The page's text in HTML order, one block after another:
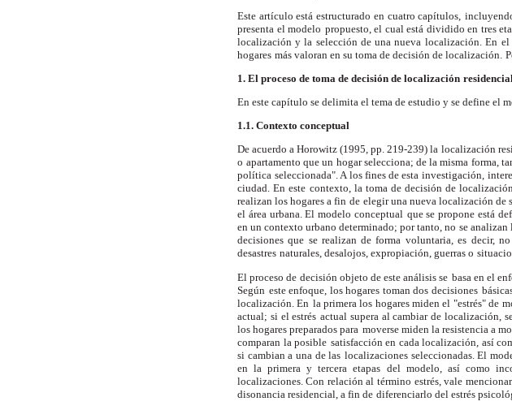
Este artículo está estructurado en cuatro capítulos,
presenta el modelo propuesto, el cual está dividido en tres
localización y la selección de una nueva localización. En
hogares más valoran en su toma de decisión de localización.
1. El proceso de toma de decisión de localización
En este capítulo se delimita el tema de estudio y se define el
1.1. Contexto conceptual
De acuerdo a Horowitz (1995, pp. 219-239) la localización
o apartamento que un hogar selecciona; de la misma forma,
política seleccionada". A los fines de esta investigación,
ciudad. En este contexto, la toma de decisión de
realizan los hogares a fin de elegir una nueva localización de
el área urbana. El modelo conceptual que se propone está
en un contexto urbano determinado; por tanto, no se analizan
decisiones que se realizan de forma voluntaria, es decir,
desastres naturales, desalojos, expropiación, guerras o
El proceso de decisión objeto de este análisis se basa en el
Según este enfoque, los hogares toman dos decisiones
localización. En la primera los hogares miden el "estrés" de
actual; si el estrés actual supera al cambiar de localización,
los hogares preparados para moverse miden la resistencia a
comparan la posible satisfacción en cada localización, así
si cambian a una de las localizaciones seleccionadas. El
en la primera y tercera etapas del modelo, así como
localizaciones. Con relación al término estrés, vale
disonancia residencial, a fin de diferenciarlo del estrés